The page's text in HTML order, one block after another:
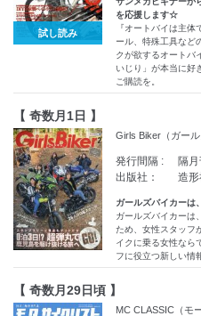
試し読み
を応援します☆
『オートバイは主
ール、特殊工具など
クが欲するオートバ
いじり」が本当に好
ご購読を。
【 奇数月1日 】
Girls Biker（ガール
発行間隔 :
隔月
出版社：
造形
ガールズバイカーは
ガールズバイカーは
ため、女性スタッフ
イクに乗る女性なら
フに役立つ新しい情
【 奇数月29日頃 】
MC CLASSIC（モ